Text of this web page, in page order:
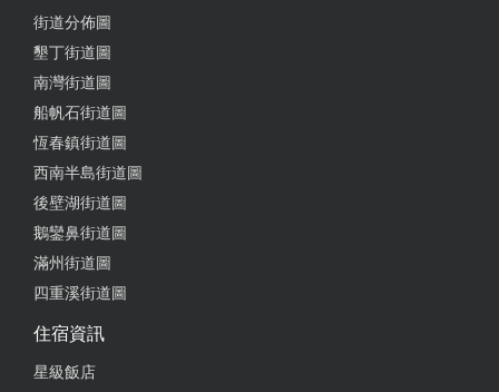
街道分佈圖
墾丁街道圖
南灣街道圖
船帆石街道圖
恆春鎮街道圖
西南半島街道圖
後壁湖街道圖
鵝鑾鼻街道圖
滿州街道圖
四重溪街道圖
住宿資訊
星級飯店